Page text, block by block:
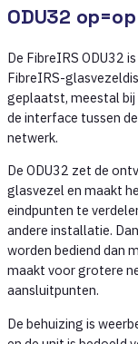
ODU32 op=op
De FibreIRS ODU32
FibreIRS-
geplaatst, meestal
de interface tussen
netwerk.
De ODU32 zet de
glasvezel en maakt
eindpunten te
andere installatie.
worden bediend dan
maakt voor grotere
aansluitpunten.
De behuizing is